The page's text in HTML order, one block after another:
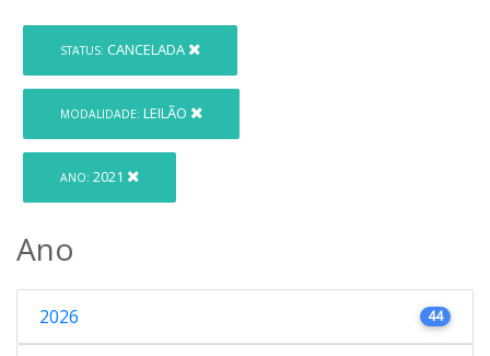
STATUS: CANCELADA
MODALIDADE: LEILÃO
ANO: 2021
Ano
2026 44